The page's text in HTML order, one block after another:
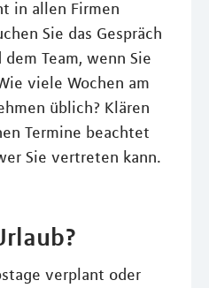
in allen Firmen
Sie das Gespräch
Team, wenn Sie
viele Wochen am
üblich? Klären
Termine beachtet
Sie vertreten kann.
verplant oder